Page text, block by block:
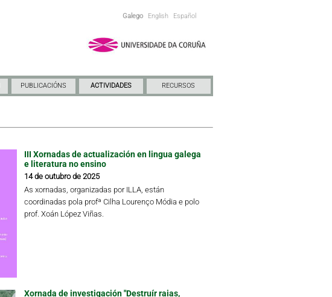
Galego English Español
PUBLICACIÓNS ACTIVIDADES RECURSOS
III Xornadas de actualización en lingua galega
e literatura no ensino
14 de outubro de 2025
As xornadas, organizadas por ILLA, están
coordinadas pola profª Cilha Lourenço Módia e polo
prof. Xoán López Viñas.
Xornada de investigación "Destruír raias,